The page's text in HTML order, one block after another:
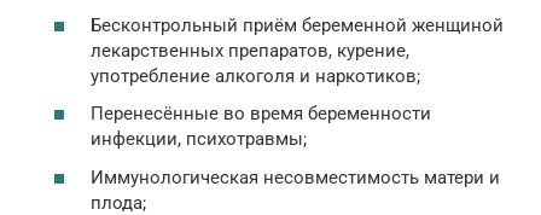
Бесконтрольный приём беременной женщиной
лекарственных препаратов, курение,
употребление алкоголя и наркотиков;
Перенесённые во время беременности
инфекции, психотравмы;
Иммунологическая несовместимость матери и
плода;